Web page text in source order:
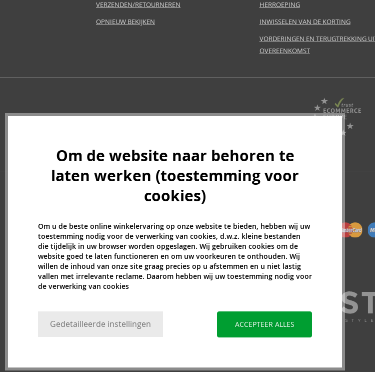
Betsey Johnson (1)
Beyonce (21)
Billie Eilish (5)
Bob Mackie (2)
Britney Spears (41)
Brut (1)
Bugatti (4)
Byblos (10)
Cadillac (3)
Caesars (1)
Caramelo (1)
Carrera (9)
VERZENDEN/RETOURNEREN
OPNIEUW BEKIJKEN
HERROEPING
INWISSELEN VAN DE KORTING
VORDERINGEN EN TERUGTREKKING
OVEREENKOMST
Om de website naar behoren te
laten werken (toestemming voor
cookies)
Om u de beste online winkelervaring op onze website te bieden, hebben wij uw
toestemming nodig voor de verwerking van cookies, d.w.z. kleine bestanden
die tijdelijk in uw browser worden opgeslagen. Wij gebruiken cookies om de
website goed te laten functioneren en om uw voorkeuren te onthouden. Wij
willen de inhoud van onze site graag precies op u afstemmen en u niet lastig
vallen met irrelevante reclame. Daarom hebben wij uw toestemming nodig voor
de verwerking van cookies
Gedetailleerde instellingen ACCEPTEER ALLES